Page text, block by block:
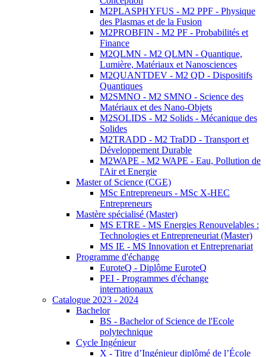
M2PLASPHYFUS - M2 PPF - Physique
des Plasmas et de la Fusion
M2PROBFIN - M2 PF - Probabilités et
Finance
M2QLMN - M2 QLMN - Quantique,
Lumière, Matériaux et Nanosciences
M2QUANTDEV - M2 QD - Dispositifs
Quantiques
M2SMNO - M2 SMNO - Science des
Matériaux et des Nano-Objets
M2SOLIDS - M2 Solids - Mécanique des
Solides
M2TRADD - M2 TraDD - Transport et
Développement Durable
M2WAPE - M2 WAPE - Eau, Pollution de
l'Air et Energie
Master of Science (CGE)
MSc Entrepreneurs - MSc X-HEC
Entrepreneurs
Mastère spécialisé (Master)
MS ETRE - MS Energies Renouvelables :
Technologies et Entrepreneuriat (Master)
MS IE - MS Innovation et Entreprenariat
Programme d'échange
EuroteQ - Diplôme EuroteQ
PEI - Programmes d'échange
internationaux
Catalogue 2023 - 2024
Bachelor
BS - Bachelor of Science de l'Ecole
polytechnique
Cycle Ingénieur
X - Titre d’Ingénieur diplômé de l’École